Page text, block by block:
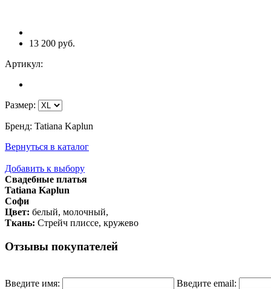
13 200 руб.
Артикул:
Размер:
Бренд: Tatiana Kaplun
Вернуться в каталог
Добавить к выбору
Свадебные платья
Tatiana Kaplun
Софи
Цвет: белый, молочный,
Ткань: Стрейч плиссе, кружево
Отзывы покупателей
Введите имя:
Введите email: